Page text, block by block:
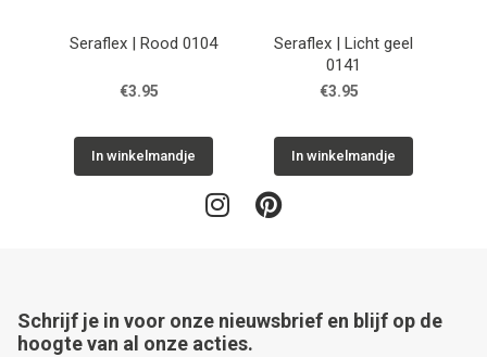
Seraflex | Rood 0104
€3.95
In winkelmandje
Seraflex | Licht geel
0141
€3.95
In winkelmandje
Schrijf je in voor onze nieuwsbrief en blijf op de
hoogte van al onze acties.